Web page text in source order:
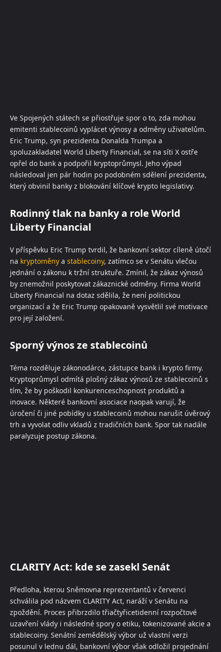
Ve Spojených státech se přiostřuje spor o to, zda mohou
emitenti stablecoinů vyplácet výnosy a odměny uživatelům.
Eric Trump, syn prezidenta Donalda Trumpa a
spoluzakladatel World Liberty Financial, se na síti X ostře
opřel do bank a podpořil kryptoprůmysl. Jeho výpad
následoval jen pár hodin po podobném sdělení prezidenta,
který obvinil banky z blokování klíčové krypto legislativy.
Rodinný tlak na banky a role World
Liberty Financial
V příspěvku Eric Trump tvrdil, že bankovní sektor cíleně útočí
na kryptoměny a stablecoiny, zatímco se v Senátu vlečou
jednání o zákonu k tržní struktuře. Zmínil, že zákaz výnosů
by znemožnil poskytovat zákaznické odměny. Firma World
Liberty Financial na dotaz sdělila, že není politickou
organizací a že Eric Trump opakovaně vysvětlil své motivace
pro její založení.
Sporný výnos ze stablecoinů
Téma rozděluje zákonodárce, zástupce bank i krypto firmy.
Kryptoprůmysl odmítá plošný zákaz výnosů ze stablecoinů s
tím, že by poškodil konkurenceschopnost produktů a
inovace. Některé bankovní asociace naopak varují, že
úročení či jiné pobídky u stablecoinů mohou narušit úvěrový
trh a vyvolat odliv vkladů z tradičních bank. Spor tak nadále
paralyzuje postup zákona.
CLARITY Act: kde se zasekl Senát
Předloha, kterou Sněmovna reprezentantů v červenci
schválila pod názvem CLARITY Act, naráží v Senátu na
zpoždění. Proces přibrzdilo třiačtyřicetidenní rozpočtové
uzavření vlády i následné spory o etiku, tokenizované akcie a
stablecoiny. Senátní zemědělský výbor už vlastní verzi
posunul v lednu dál, bankovní výbor však odložil projednání